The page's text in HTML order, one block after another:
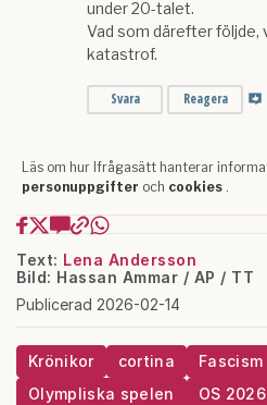
Text: Lena Andersson
Bild: Hassan Ammar / AP / TT
Publicerad 2026-02-14
Krönikor cortina Fascism
Olympliska spelen
OS 2026